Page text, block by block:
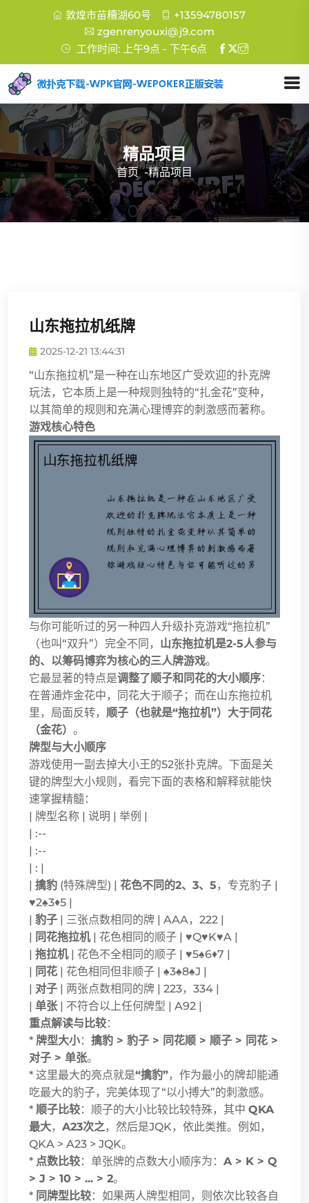
敦煌市苗糟湖60号
+13594780157
zgenrenyouxi@j9.com
工作时间: 上午9点 - 下午6点
精品项目
首页 -精品项目
山东拖拉机纸牌
2025-12-21 13:44:31
“山东拖拉机”是一种在山东地区广受欢迎的扑克牌
玩法，它本质上是一种规则独特的“扎金花”变种，
以其简单的规则和充满心理博弈的刺激感而著称。
游戏核心特色
与你可能听过的另一种四人升级扑克游戏“拖拉机”
（也叫“双升”）完全不同， 山东拖拉机是2-5人参与
的、以筹码博弈为核心的三人牌游戏。
它最显著的特点是调整了顺子和同花的大小顺序：
在普通炸金花中，同花大于顺子；而在山东拖拉机
里，局面反转， 顺子（也就是“拖拉机”）大于同花
（金花） 。
牌型与大小顺序
游戏使用一副去掉大小王的52张扑克牌。下面是关
键的牌型大小规则，看完下面的表格和解释就能快
速掌握精髓：
| 牌型名称 | 说明 | 举例 |
| :--
| :--
| : |
| 擒豹 (特殊牌型) | 花色不同的2、3、5 ，专克豹子 |
♥2♠3♦5 |
| 豹子 | 三张点数相同的牌 | AAA，222 |
| 同花拖拉机| 花色相同的顺子 | ♥Q♥K♥A |
| 拖拉机| 花色不全相同的顺子 | ♥5♠6♦7 |
| 同花 | 花色相同但非顺子 | ♠3♠8♠J |
| 对子 | 两张点数相同的牌 | 223，334 |
| 单张 | 不符合以上任何牌型 | A92 |
重点解读与比较：
* 牌型大小： 擒豹 > 豹子 > 同花顺 > 顺子 > 同花 >
对子 > 单张。
* 这里最大的亮点就是“擒豹”，作为最小的牌却能通
吃最大的豹子，完美体现了“以小搏大”的刺激感。
* 顺子比较：顺子的大小比较比较特殊，其中 QKA
最大， A23次之 ，然后是JQK，依此类推。例如，
QKA > A23 > JQK。
* 点数比较：单张牌的点数大小顺序为： A > K > Q
> J > 10 > ... > 2。
* 同牌型比较：如果两人牌型相同，则依次比较各自